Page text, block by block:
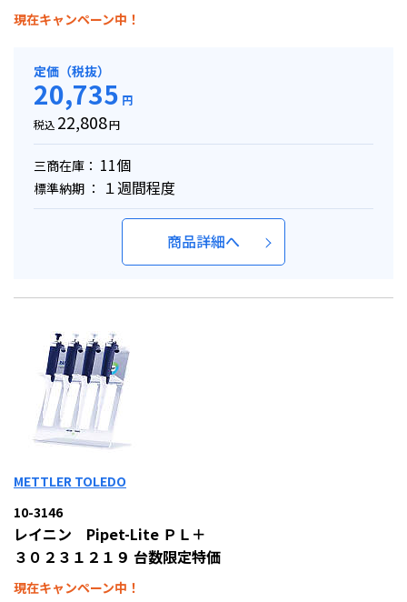
現在キャンペーン中！
定価（税抜）
20,735 円
税込 22,808円
三商在庫： 11個
標準納期 ： １週間程度
商品詳細へ
METTLER TOLEDO
10-3146
レイニン Pipet-Lite ＰＬ＋
３０２３１２１９ 台数限定特価
現在キャンペーン中！